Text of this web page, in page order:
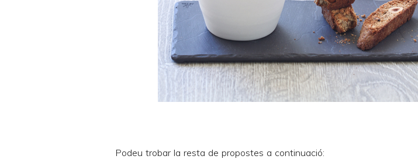
Podeu trobar la resta de propostes a continuació: